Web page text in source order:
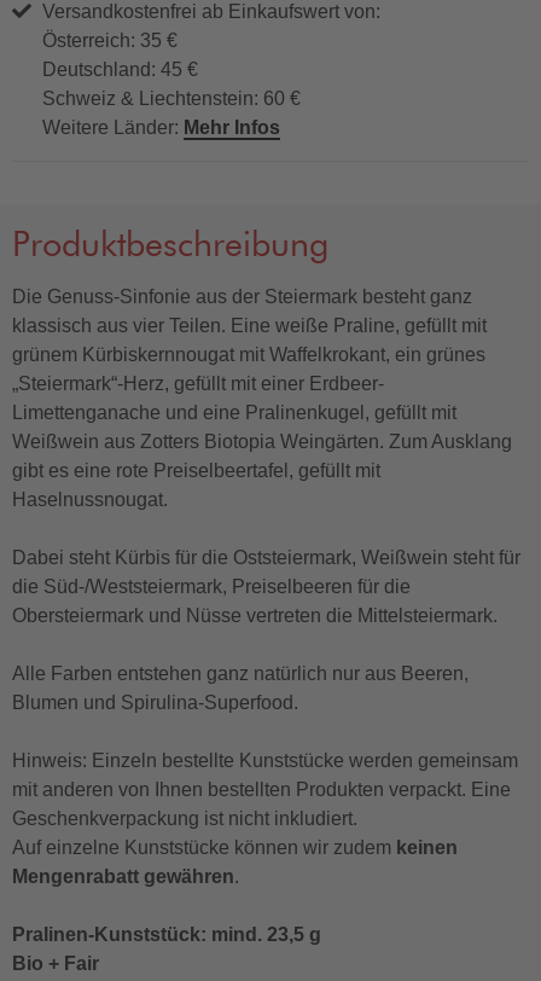
Versandkostenfrei ab Einkaufswert von:
Österreich: 35 €
Deutschland: 45 €
Schweiz & Liechtenstein: 60 €
Weitere Länder: Mehr Infos
Produktbeschreibung
Die Genuss-Sinfonie aus der Steiermark besteht ganz
klassisch aus vier Teilen. Eine weiße Praline, gefüllt mit
grünem Kürbiskernnougat mit Waffelkrokant, ein grünes
„Steiermark“-Herz, gefüllt mit einer Erdbeer-
Limettenganache und eine Pralinenkugel, gefüllt mit
Weißwein aus Zotters Biotopia Weingärten. Zum Ausklang
gibt es eine rote Preiselbeertafel, gefüllt mit
Haselnussnougat.
Dabei steht Kürbis für die Oststeiermark, Weißwein steht für
die Süd-/Weststeiermark, Preiselbeeren für die
Obersteiermark und Nüsse vertreten die Mittelsteiermark.
Alle Farben entstehen ganz natürlich nur aus Beeren,
Blumen und Spirulina-Superfood.
Hinweis: Einzeln bestellte Kunststücke werden gemeinsam
mit anderen von Ihnen bestellten Produkten verpackt. Eine
Geschenkverpackung ist nicht inkludiert.
Auf einzelne Kunststücke können wir zudem keinen
Mengenrabatt gewähren.
Pralinen-Kunststück: mind. 23,5 g
Bio + Fair